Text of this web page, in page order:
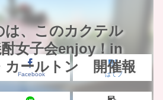
は、このカクテル
女子会enjoy！in
カールトン 開催報
Facebook はてブ